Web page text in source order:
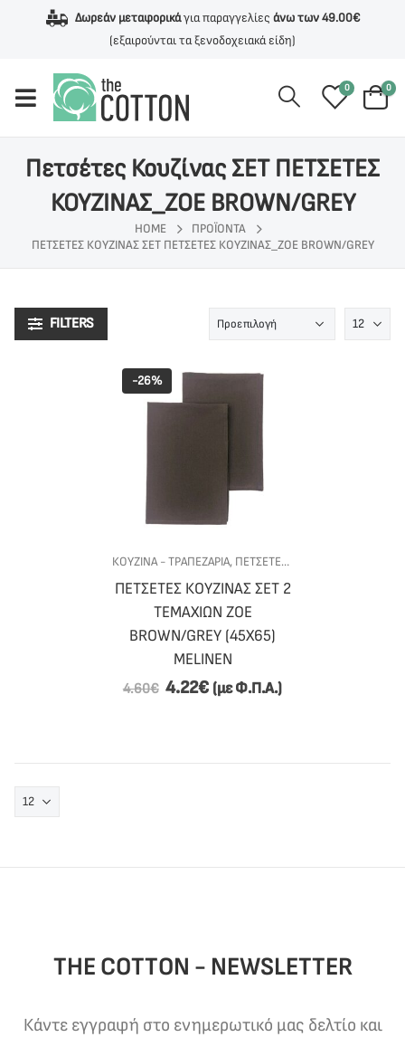
Δωρεάν μεταφορικάγια παραγγελίες άνω των 49.00€
(εξαιρούνται τα ξενοδοχειακά είδη)
0 0
Πετσέτες Κουζίνας ΣΕΤ ΠΕΤΣΕΤΕΣ
ΚΟΥΖΙΝΑΣ_ZOE BROWN/GREY
HOME
ΠΡΟΪΌΝΤΑ
ΠΕΤΣΈΤΕΣ ΚΟΥΖΊΝΑΣ ΣΕΤ ΠΕΤΣΕΤΕΣ ΚΟΥΖΙΝΑΣ_ZOE BROWN/GREY
FILTERS
-26%
ΚΟΥΖΙΝΑ - ΤΡΑΠΕΖΑΡΙΑ, ΠΕΤΣΕΤΕΣ ΚΟΥΖΙΝΑΣ
ΠΕΤΣΕΤΕΣ ΚΟΥΖΙΝΑΣ ΣΕΤ 2
ΤΕΜΑΧΙΩΝ ZOE
BROWN/GREY (45X65)
MELINEN
4.60€ 4.22€ (με Φ.Π.Α.)
THE COTTON - NEWSLETTER
Κάντε εγγραφή στο ενημερωτικό μας δελτίο και